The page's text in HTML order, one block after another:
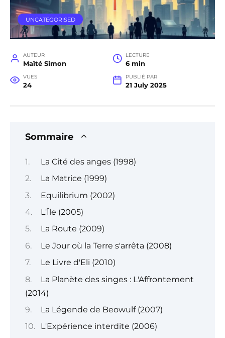
UNCATEGORISED
AUTEUR
Maïté Simon
LECTURE
6 min
VUES
24
PUBLIÉ PAR
21 July 2025
Sommaire
La Cité des anges (1998)
La Matrice (1999)
Equilibrium (2002)
L'Île (2005)
La Route (2009)
Le Jour où la Terre s'arrêta (2008)
Le Livre d'Eli (2010)
La Planète des singes : L'Affrontement
(2014)
La Légende de Beowulf (2007)
L'Expérience interdite (2006)